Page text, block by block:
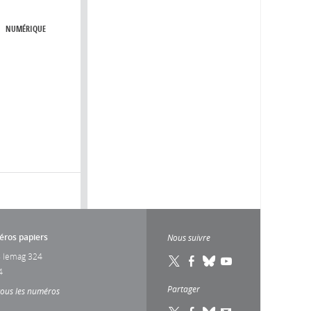
NUMÉRIQUE
papiers
lemag 324
les numéros
Nous suivre
Partager